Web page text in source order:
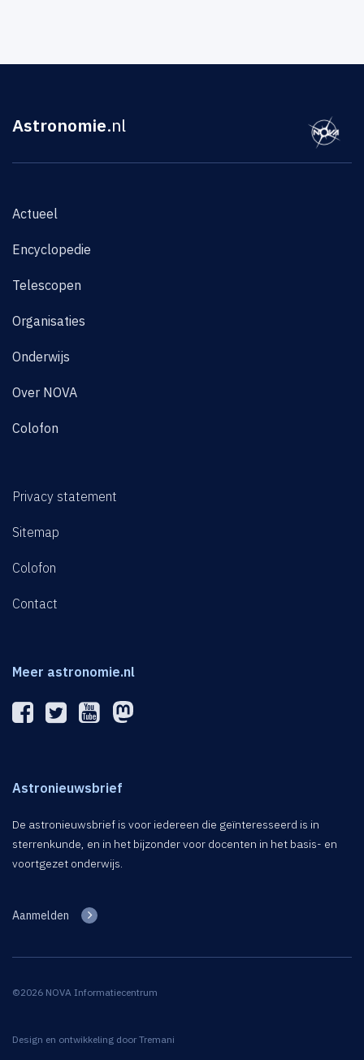
Astronomie.nl
Actueel
Encyclopedie
Telescopen
Organisaties
Onderwijs
Over NOVA
Colofon
Privacy statement
Sitemap
Colofon
Contact
Meer astronomie.nl
Astronieuwsbrief
De astronieuwsbrief is voor iedereen die geïnteresseerd is in
sterrenkunde, en in het bijzonder voor docenten in het basis- en
voortgezet onderwijs.
Aanmelden
©2026 NOVA Informatiecentrum
Design en ontwikkeling door Tremani